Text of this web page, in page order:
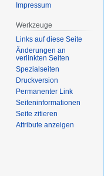
Impressum
Werkzeuge
Links auf diese Seite
Änderungen an
verlinkten Seiten
Spezialseiten
Druckversion
Permanenter Link
Seiten­­informationen
Seite zitieren
Attribute anzeigen